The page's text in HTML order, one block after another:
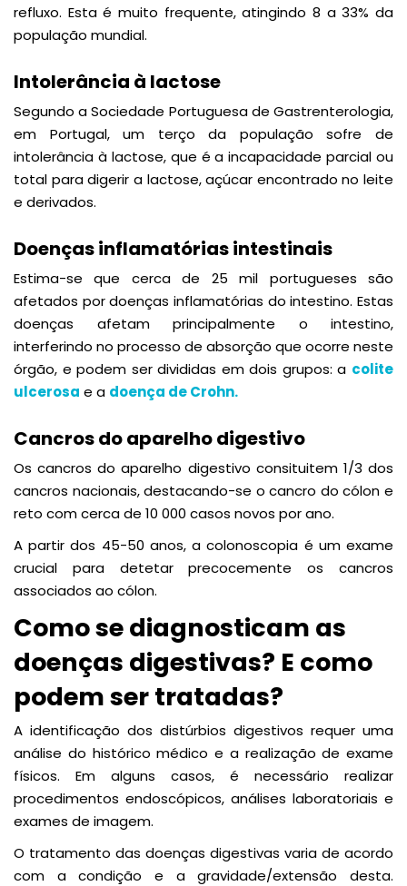
refluxo. Esta é muito frequente, atingindo 8 a 33% da
população mundial.
Intolerância à lactose
Segundo a Sociedade Portuguesa de Gastrenterologia,
em Portugal, um terço da população sofre de
intolerância à lactose, que é a incapacidade parcial ou
total para digerir a lactose, açúcar encontrado no leite
e derivados.
Doenças inflamatórias intestinais
Estima-se que cerca de 25 mil portugueses são
afetados por doenças inflamatórias do intestino. Estas
doenças afetam principalmente o intestino,
interferindo no processo de absorção que ocorre neste
órgão, e podem ser divididas em dois grupos: a colite
ulcerosa e a doença de Crohn.
Cancros do aparelho digestivo
Os cancros do aparelho digestivo consituitem 1/3 dos
cancros nacionais, destacando-se o cancro do cólon e
reto com cerca de 10 000 casos novos por ano.
A partir dos 45-50 anos, a colonoscopia é um exame
crucial para detetar precocemente os cancros
associados ao cólon.
Como se diagnosticam as
doenças digestivas? E como
podem ser tratadas?
A identificação dos distúrbios digestivos requer uma
análise do histórico médico e a realização de exame
físicos. Em alguns casos, é necessário realizar
procedimentos endoscópicos, análises laboratoriais e
exames de imagem.
O tratamento das doenças digestivas varia de acordo
com a condição e a gravidade/extensão desta.